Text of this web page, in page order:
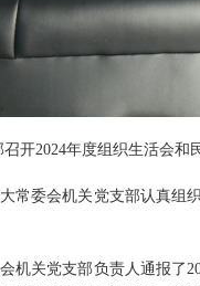
开2024年度组织生活会和
常委会机关党支部认真组
机关党支部负责人通报了